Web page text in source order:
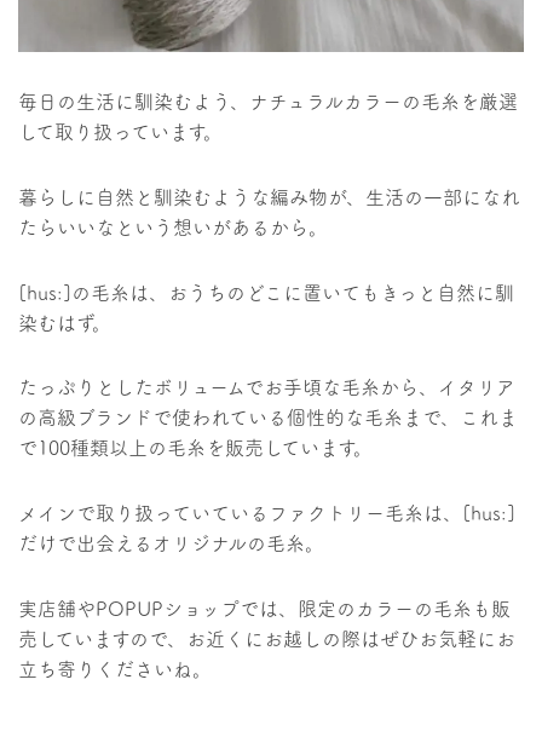
毎日の生活に馴染むよう、ナチュラルカラーの毛糸を厳選
して取り扱っています。
暮らしに自然と馴染むような編み物が、生活の一部になれ
たらいいなという想いがあるから。
[hus:]の毛糸は、おうちのどこに置いてもきっと自然に馴
染むはず。
たっぷりとしたボリュームでお手頃な毛糸から、イタリア
の高級ブランドで使われている個性的な毛糸まで、これま
で100種類以上の毛糸を販売しています。
メインで取り扱っていているファクトリー毛糸は、[hus:]
だけで出会えるオリジナルの毛糸。
実店舗やPOPUPショップでは、限定のカラーの毛糸も販
売していますので、お近くにお越しの際はぜひお気軽にお
立ち寄りくださいね。